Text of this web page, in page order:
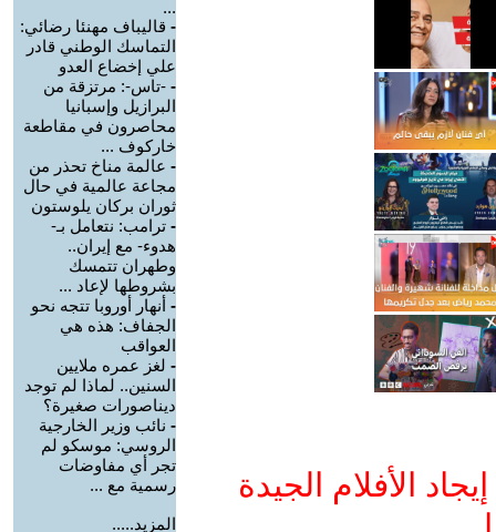
الأفلام الجيدة
...
- قاليباف مهنئا رضائي:
التماسك الوطني قادر
علي إخضاع العدو
- -تاس-: مرتزقة من
البرازيل وإسبانيا
محاصرون في مقاطعة
خاركوف ...
- عالمة مناخ تحذر من
مجاعة عالمية في حال
ثوران بركان يلوستون
- ترامب: نتعامل بـ-
هدوء- مع إيران..
وطهران تتمسك
بشروطها لإعاد ...
- أنهار أوروبا تتجه نحو
الجفاف: هذه هي
العواقب
- لغز عمره ملايين
السنين.. لماذا لم توجد
ديناصورات صغيرة؟
- نائب وزير الخارجية
الروسي: موسكو لم
تجر أي مفاوضات
رسمية مع ...
المزيد.....